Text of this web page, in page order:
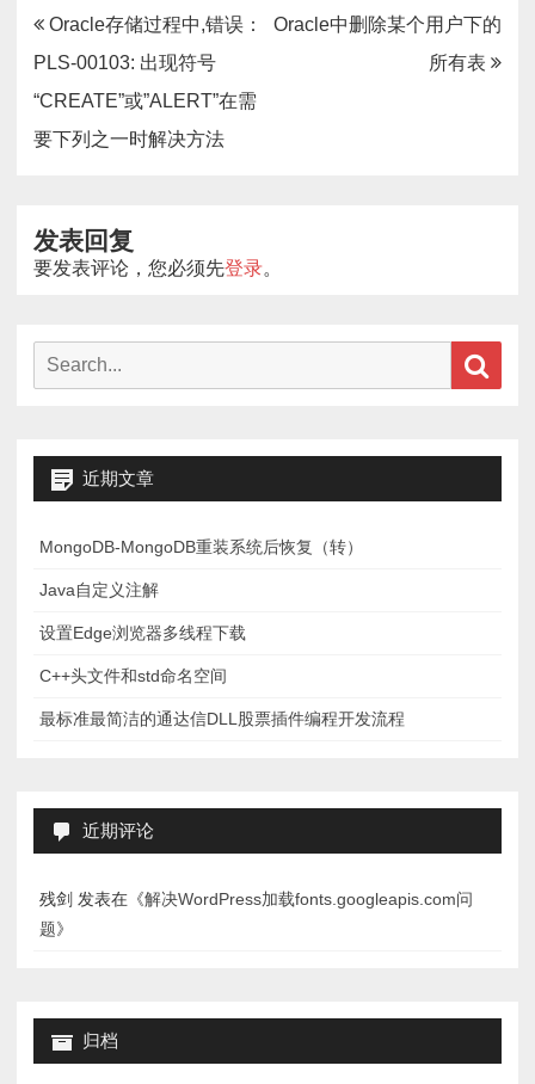
文
章
导
航
Oracle存储过程中,错误：
PLS-00103: 出现符号
“CREATE”或”ALERT”在需
要下列之一时解决方法
Oracle中删除某个用户下的
所有表
发表回复
要发表评论，您必须先登录。
Search
近期文章
MongoDB-MongoDB重装系统后恢复（转）
Java自定义注解
设置Edge浏览器多线程下载
C++头文件和std命名空间
最标准最简洁的通达信DLL股票插件编程开发流程
近期评论
残剑 发表在《解决WordPress加载fonts.googleapis.com问
题》
归档